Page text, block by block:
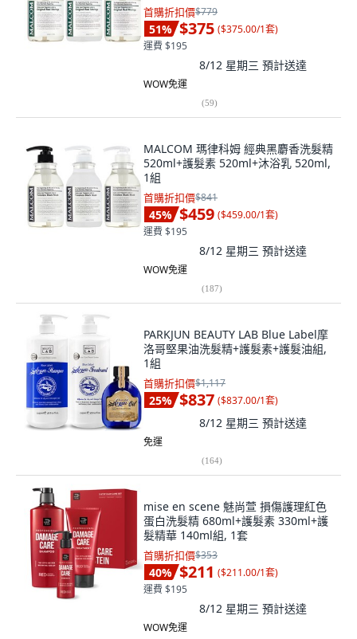
首購折扣價$779
51% $375 ($375.00/1套)
運費 $195
8/12 星期三 預計送達
WOW免運
(59)
MALCOM 瑪律科姆 經典黑麝香洗髮精
520ml+護髮素 520ml+沐浴乳 520ml,
1組
首購折扣價$841
45% $459 ($459.00/1套)
運費 $195
8/12 星期三 預計送達
WOW免運
(187)
PARKJUN BEAUTY LAB Blue Label摩
洛哥堅果油洗髮精+護髮素+護髮油組,
1組
首購折扣價$1,117
25% $837 ($837.00/1套)
8/12 星期三 預計送達
免運
(164)
mise en scene 魅尚萱 損傷護理紅色
蛋白洗髮精 680ml+護髮素 330ml+護
髮精華 140ml組, 1套
首購折扣價$353
40% $211 ($211.00/1套)
運費 $195
8/12 星期三 預計送達
WOW免運